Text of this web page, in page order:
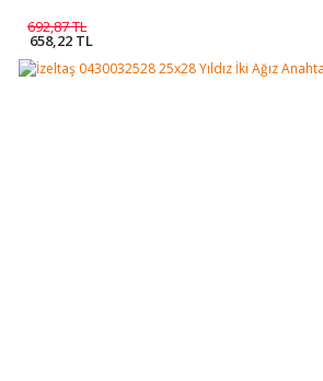
692,87 TL
658,22 TL